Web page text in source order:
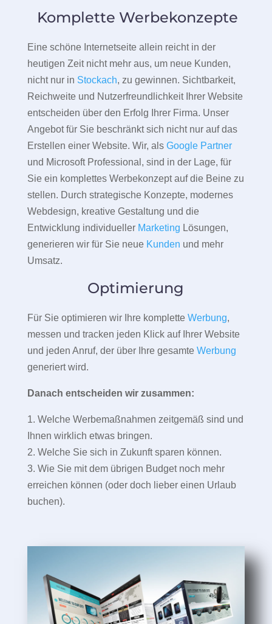
Komplette Werbekonzepte
Eine schöne Internetseite allein reicht in der
heutigen Zeit nicht mehr aus, um neue Kunden,
nicht nur in Stockach, zu gewinnen. Sichtbarkeit,
Reichweite und Nutzerfreundlichkeit Ihrer Website
entscheiden über den Erfolg Ihrer Firma. Unser
Angebot für Sie beschränkt sich nicht nur auf das
Erstellen einer Website. Wir, als Google Partner
und Microsoft Professional, sind in der Lage, für
Sie ein komplettes Werbekonzept auf die Beine zu
stellen. Durch strategische Konzepte, modernes
Webdesign, kreative Gestaltung und die
Entwicklung individueller Marketing Lösungen,
generieren wir für Sie neue Kunden und mehr
Umsatz.
Optimierung
Für Sie optimieren wir Ihre komplette Werbung,
messen und tracken jeden Klick auf Ihrer Website
und jeden Anruf, der über Ihre gesamte Werbung
generiert wird.
Danach entscheiden wir zusammen:
1. Welche Werbemaßnahmen zeitgemäß sind und
Ihnen wirklich etwas bringen.
2. Welche Sie sich in Zukunft sparen können.
3. Wie Sie mit dem übrigen Budget noch mehr
erreichen können (oder doch lieber einen Urlaub
buchen).